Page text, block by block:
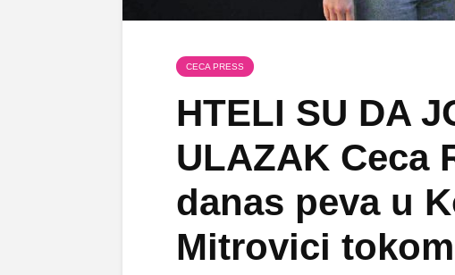
CECA PRESS
HTELI SU DA
ULAZAK Ceca
danas peva u
Mitrovici